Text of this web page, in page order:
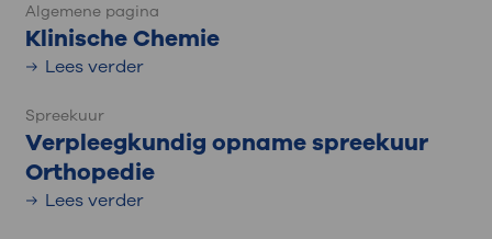
Algemene pagina
Klinische Chemie
Lees verder
Spreekuur
Verpleegkundig opname spreekuur
Orthopedie
Lees verder